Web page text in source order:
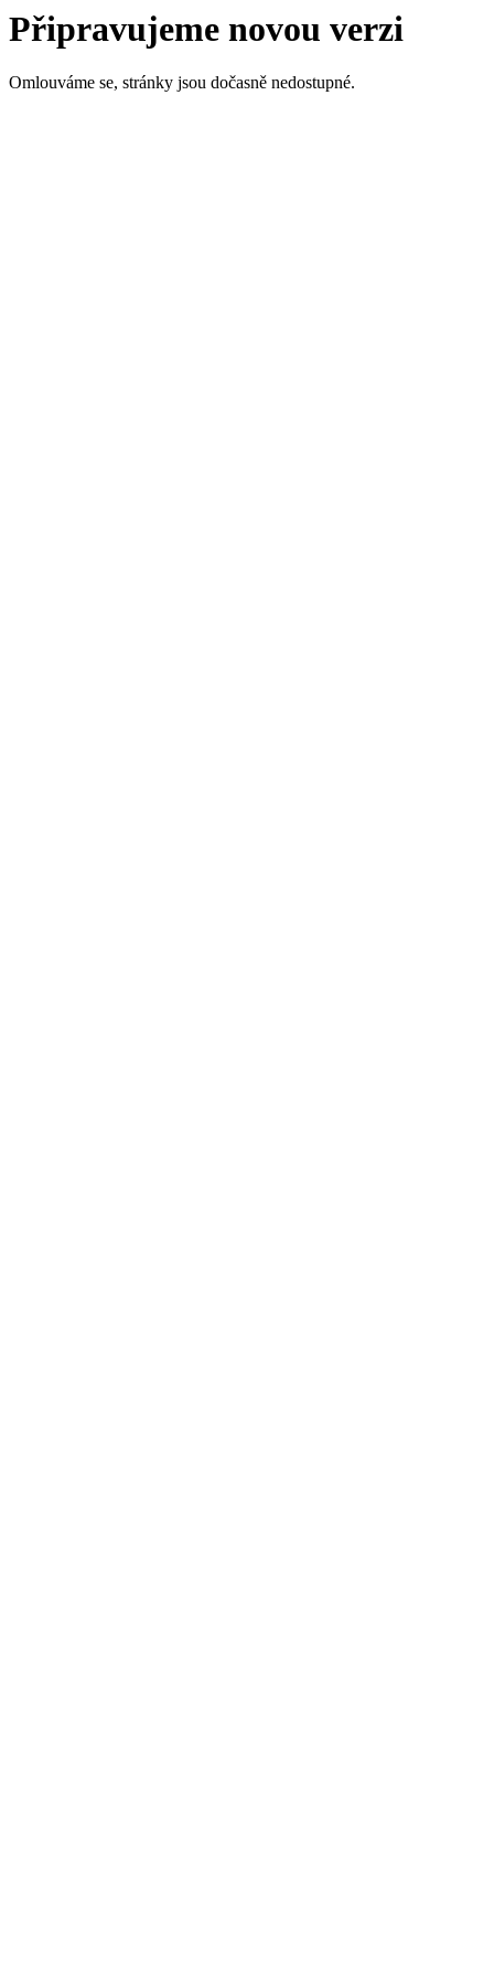
Připravujeme novou verzi
Omlouváme se, stránky jsou dočasně nedostupné.